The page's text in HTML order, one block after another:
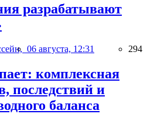
разрабатывают
06 августа, 12:31 294
комплексная
последствий и
баланса